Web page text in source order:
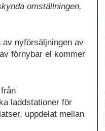
omställningen,
nyförsäljningen av
förnybar el kommer
laddstationer för
uppdelat mellan